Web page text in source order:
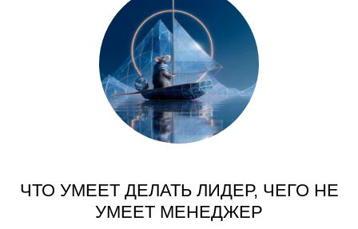
ЧТО УМЕЕТ ДЕЛАТЬ ЛИДЕР, ЧЕГО НЕ
УМЕЕТ МЕНЕДЖЕР